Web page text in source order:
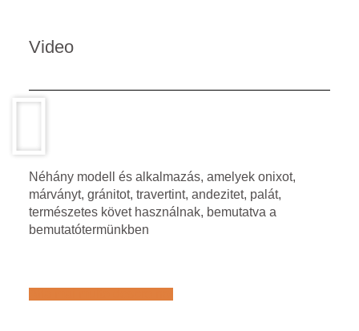
Video
Néhány modell és alkalmazás, amelyek onixot,
márványt, gránitot, travertint, andezitet, palát,
természetes követ használnak, bemutatva a
bemutatótermünkben